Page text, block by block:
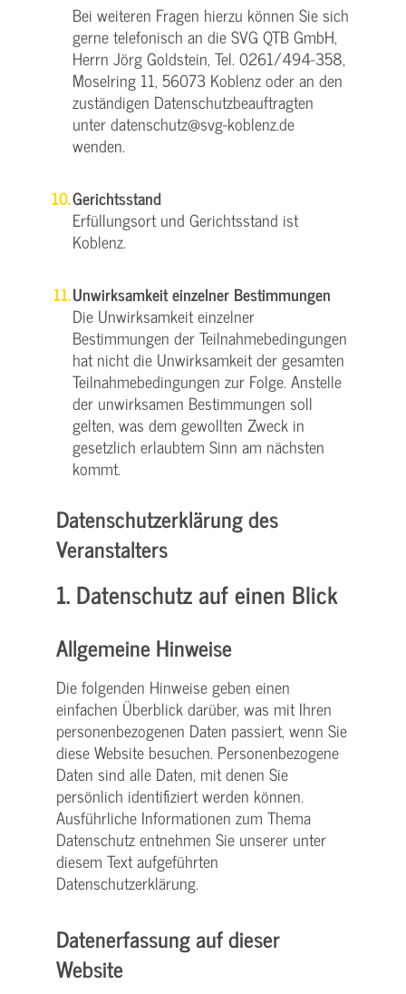
Bei weiteren Fragen hierzu können Sie sich
gerne telefonisch an die SVG QTB GmbH,
Herrn Jörg Goldstein, Tel. 0261/494-358,
Moselring 11, 56073 Koblenz oder an den
zuständigen Datenschutzbeauftragten
unter datenschutz@svg-koblenz.de
wenden.
Gerichtsstand
Erfüllungsort und Gerichtsstand ist
Koblenz.
Unwirksamkeit einzelner Bestimmungen
Die Unwirksamkeit einzelner
Bestimmungen der Teilnahmebedingungen
hat nicht die Unwirksamkeit der gesamten
Teilnahmebedingungen zur Folge. Anstelle
der unwirksamen Bestimmungen soll
gelten, was dem gewollten Zweck in
gesetzlich erlaubtem Sinn am nächsten
kommt.
Datenschutzerklärung des
Veranstalters
1. Datenschutz auf einen Blick
Allgemeine Hinweise
Die folgenden Hinweise geben einen
einfachen Überblick darüber, was mit Ihren
personenbezogenen Daten passiert, wenn Sie
diese Website besuchen. Personenbezogene
Daten sind alle Daten, mit denen Sie
persönlich identifiziert werden können.
Ausführliche Informationen zum Thema
Datenschutz entnehmen Sie unserer unter
diesem Text aufgeführten
Datenschutzerklärung.
Datenerfassung auf dieser
Website